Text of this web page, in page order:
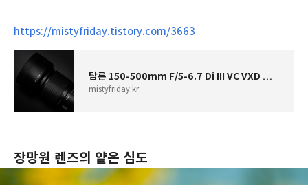
https://mistyfriday.tistory.com/3663
탐론 150-500mm F/5-6.7 Di III VC VXD 렌즈 해상력 비교/테스트
mistyfriday.kr
장망원 렌즈의 얕은 심도